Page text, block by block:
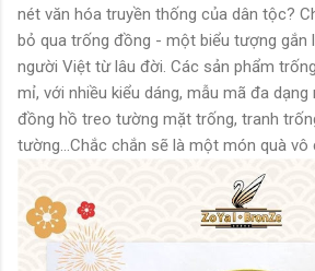
nét văn hóa truyền thống của dân tộc?
bỏ qua trống đồng - một biểu tượng gắn
người Việt từ lâu đời. Các sản phẩm
mỉ, với nhiều kiểu dáng, mẫu mã đa
đồng hồ treo tường mặt trống, tranh
tường...Chắc chắn sẽ là một món quà vô